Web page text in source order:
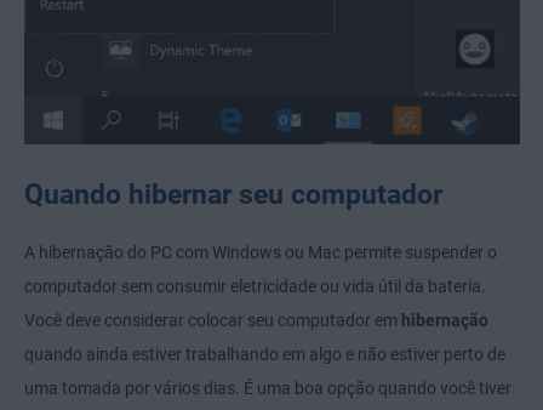
Quando hibernar seu computador
A hibernação do PC com Windows ou Mac permite suspender o
computador sem consumir eletricidade ou vida útil da bateria.
Você deve considerar colocar seu computador em hibernação
quando ainda estiver trabalhando em algo e não estiver perto de
uma tomada por vários dias. É uma boa opção quando você tiver